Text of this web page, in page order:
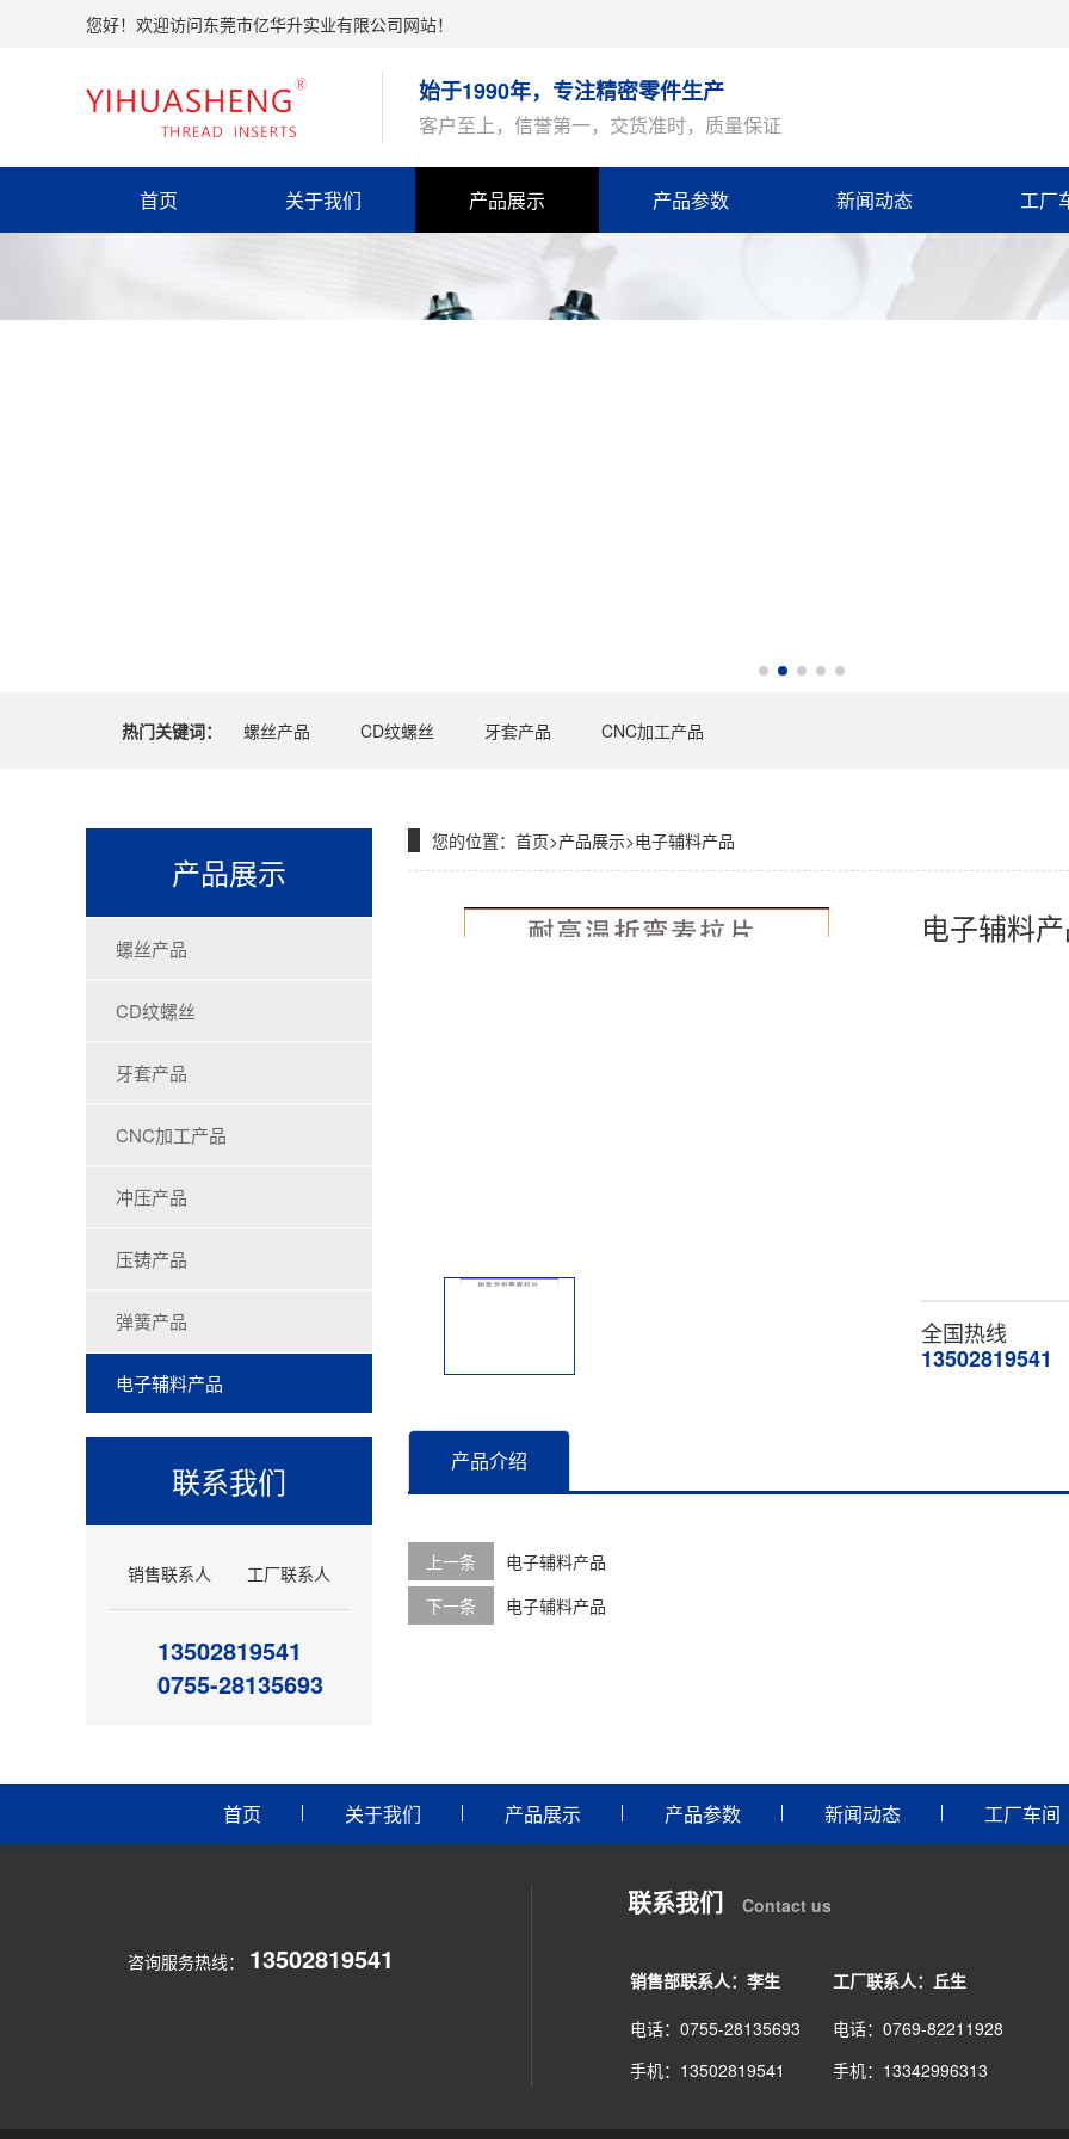
您好！欢迎访问东莞市亿华升实业有限公司网站！
始于1990年，专注精密零件生产
客户至上，信誉第一，交货准时，质量保证
首页 关于我们 产品展示 产品参数 新闻动态 工厂
热门关键词： 螺丝产品 CD纹螺丝 牙套产品 CNC加工产品
产品展示
螺丝产品
CD纹螺丝
牙套产品
CNC加工产品
冲压产品
压铸产品
弹簧产品
电子辅料产品
联系我们
销售联系人 工厂联系人
13502819541
0755-28135693
您的位置： 首页>产品展示>电子辅料产品
电子辅料
全国热线
13502819541
产品介绍
上一条
电子辅料产品
下一条
电子辅料产品
首页 关于我们 产品展示 产品参数 新闻动态 工厂车间
咨询服务热线： 13502819541
联系我们 Contact us
销售部联系人：李生
电话：0755-28135693
手机：13502819541
工厂联系人：丘生
电话：0769-82211928
手机：13342996313